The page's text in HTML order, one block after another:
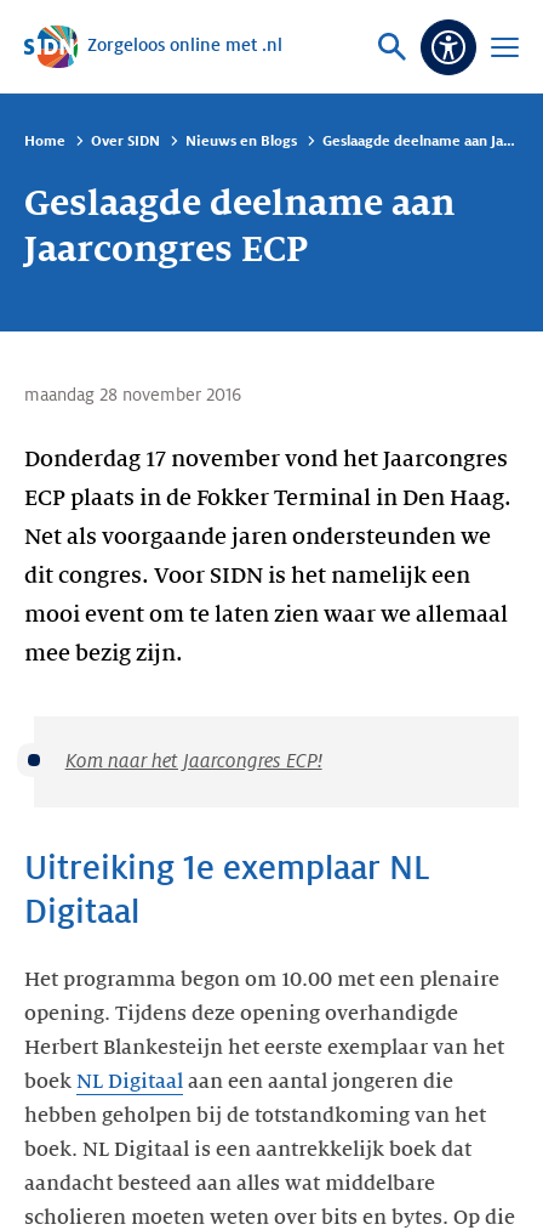
Sla navigatie over
Zorgeloos online met .nl
Vraag
Open
Home Over SIDN Nieuws en Blogs Geslaagde deelname aan Jaarcongres ECP
Geslaagde deelname aan
Jaarcongres ECP
maandag 28 november 2016
Donderdag 17 november vond het Jaarcongres
ECP plaats in de Fokker Terminal in Den Haag.
Net als voorgaande jaren ondersteunden we
dit congres. Voor SIDN is het namelijk een
mooi event om te laten zien waar we allemaal
mee bezig zijn.
Kom naar het Jaarcongres ECP!
Uitreiking 1e exemplaar NL
Digitaal
Het programma begon om 10.00 met een plenaire
opening. Tijdens deze opening overhandigde
Herbert Blankesteijn het eerste exemplaar van het
boek NL Digitaal aan een aantal jongeren die
hebben geholpen bij de totstandkoming van het
boek. NL Digitaal is een aantrekkelijk boek dat
aandacht besteed aan alles wat middelbare
scholieren moeten weten over bits en bytes. Op die